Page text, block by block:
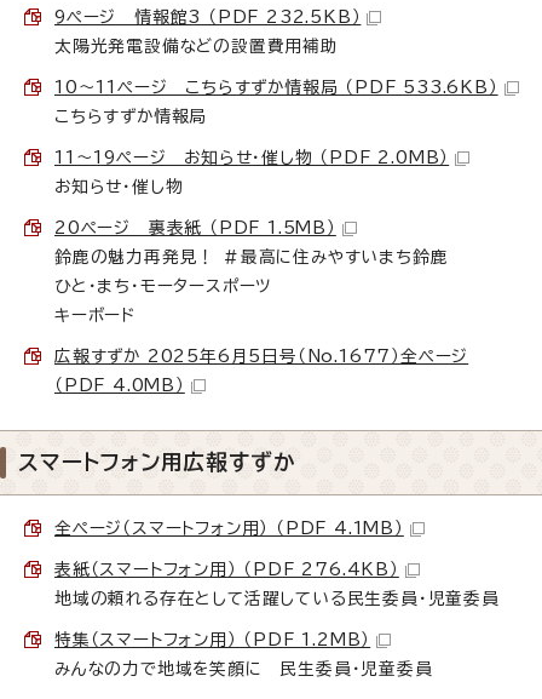
9ページ 情報館3 （PDF 232.5KB）
太陽光発電設備などの設置費用補助
10～11ページ こちらすずか情報局 （PDF 533.6KB）
こちらすずか情報局
11～19ページ お知らせ・催し物 （PDF 2.0MB）
お知らせ・催し物
20ページ 裏表紙 （PDF 1.5MB）
鈴鹿の魅力再発見！ ＃最高に住みやすいまち鈴鹿
ひと・まち・モータースポーツ
キーボード
広報すずか 2025年6月5日号（No.1677）全ページ
（PDF 4.0MB）
スマートフォン用広報すずか
全ページ（スマートフォン用） （PDF 4.1MB）
表紙（スマートフォン用） （PDF 276.4KB）
地域の頼れる存在として活躍している民生委員・児童委員
特集（スマートフォン用） （PDF 1.2MB）
みんなの力で地域を笑顔に 民生委員・児童委員